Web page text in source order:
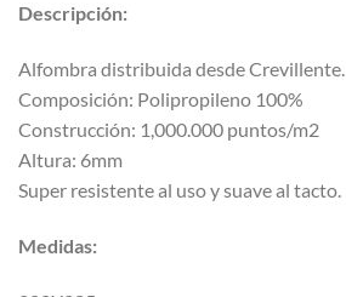
Descripción:
Alfombra distribuida desde Crevillente.
Composición: Polipropileno 100%
Construcción: 1,000.000 puntos/m2
Altura: 6mm
Super resistente al uso y suave al tacto.
Medidas: